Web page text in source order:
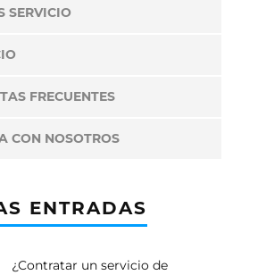
SERVICIO
FRECUENTES
CON NOSOTROS
ENTRADAS
¿Contratar un servicio de